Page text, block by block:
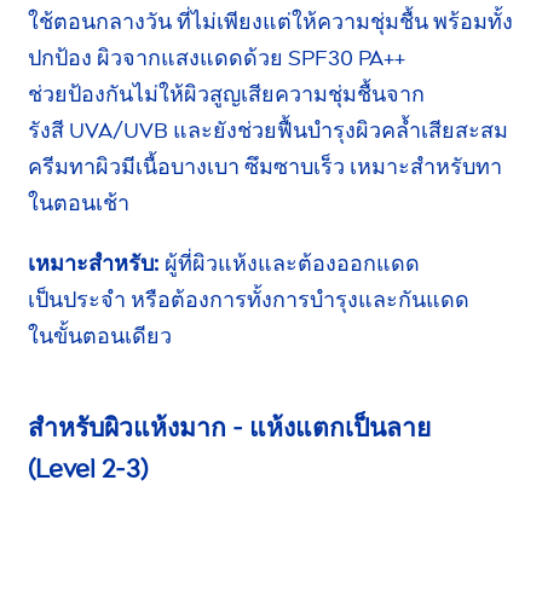
ใช้ตอนกลางวัน ที่ไม่เพียงแต่ให้ความชุ่มชื้น พร้อมทั้ง
ปกป้อง ผิวจากแสงแดดด้วย SPF30 PA++
ช่วยป้องกันไม่ให้ผิวสูญเสียความชุ่มชื้นจาก
รังสี UVA/UVB และยังช่วยฟื้นบำรุงผิวคล้ำเสียสะสม
ครีมทาผิวมีเนื้อบางเบา ซึมซาบเร็ว เหมาะสำหรับทา
ในตอนเช้า
เหมาะสำหรับ: ผู้ที่ผิวแห้งและต้องออกแดด
เป็นประจำ หรือต้องการทั้งการบำรุงและกันแดด
ในขั้นตอนเดียว
สำหรับผิวแห้งมาก - แห้งแตกเป็นลาย
(Level 2-3)